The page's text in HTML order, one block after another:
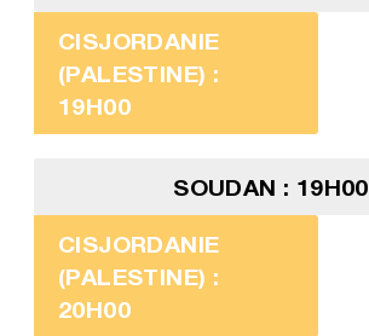
CISJORDANIE
(PALESTINE) :
19H00
SOUDAN : 19H00
CISJORDANIE
(PALESTINE) :
20H00